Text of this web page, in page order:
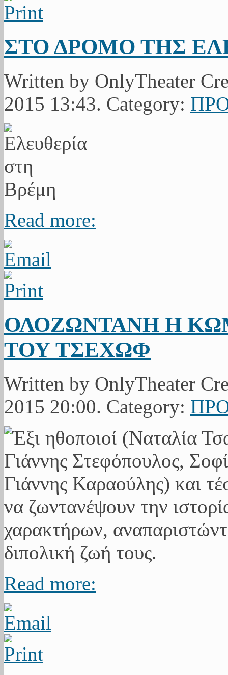
ΣΤΟ ΔΡΟΜΟ ΤΗΣ
Written by OnlyTheater
2015 13:43. Category:
Read more:
ΟΛΟΖΩΝΤΑΝΗ Η
ΤΟΥ ΤΣΕΧΩΦ
Written by OnlyTheater
2015 20:00. Category:
Read more: